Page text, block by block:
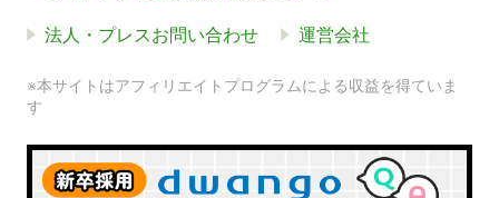
法人・プレスお問い合わせ 運営会社
※本サイトはアフィリエイトプログラムによる収益を得ていま
す